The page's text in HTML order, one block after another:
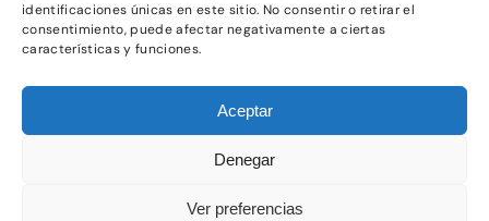
identificaciones únicas en este sitio. No consentir o retirar el
consentimiento, puede afectar negativamente a ciertas
características y funciones.
Aceptar
Denegar
Ver preferencias
ALIMENTARIA